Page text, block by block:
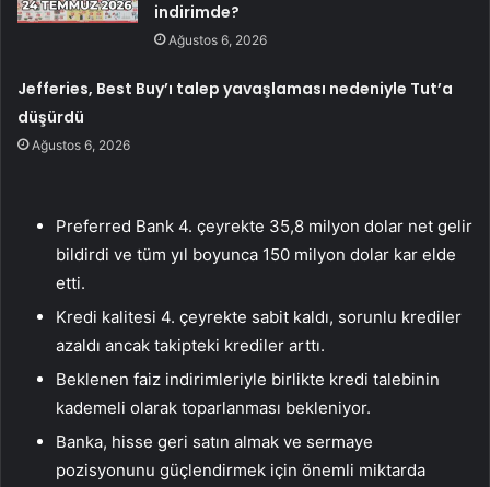
indirimde?
Ağustos 6, 2026
Jefferies, Best Buy’ı talep yavaşlaması nedeniyle Tut’a
düşürdü
Ağustos 6, 2026
Preferred Bank 4. çeyrekte 35,8 milyon dolar net gelir
bildirdi ve tüm yıl boyunca 150 milyon dolar kar elde
etti.
Kredi kalitesi 4. çeyrekte sabit kaldı, sorunlu krediler
azaldı ancak takipteki krediler arttı.
Beklenen faiz indirimleriyle birlikte kredi talebinin
kademeli olarak toparlanması bekleniyor.
Banka, hisse geri satın almak ve sermaye
pozisyonunu güçlendirmek için önemli miktarda